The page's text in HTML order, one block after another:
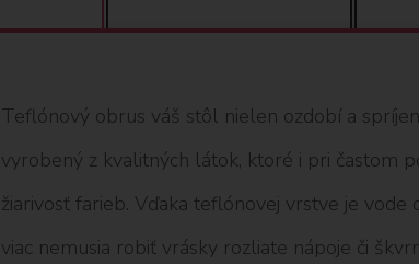
Teflónový obrus váš stôl nielen ozdobí a
vyrobený z kvalitných látok, ktoré i pri častom
žiarivosť farieb. Vďaka teflónovej vrstve je
viac nemusia robiť vrásky rozliate nápoje či